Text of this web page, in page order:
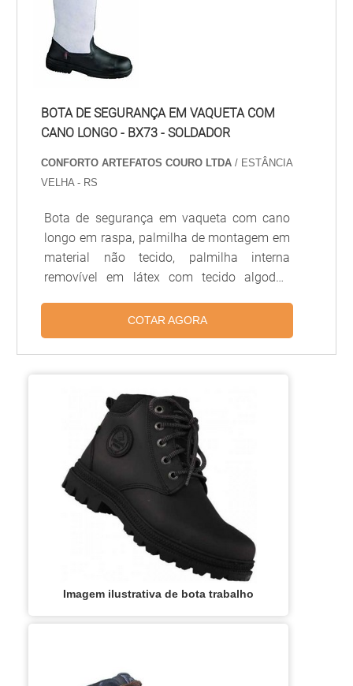
BOTA DE SEGURANÇA EM VAQUETA COM
CANO LONGO - BX73 - SOLDADOR
CONFORTO ARTEFATOS COURO LTDA/ ESTÂNCIA
VELHA - RS
Bota de segurança em vaqueta com cano
longo em raspa, palmilha de montagem em
material não tecido, palmilha interna
removível em látex com tecido algodão
truline. Indicado serviços de soldador, que
ofereçam riscos de natureza média, que
requeiram maior proteção contra respingos
na região nas pernas*, uniformizando e
garantindo conforto e proteção às pernas,
tornozelos e pés do usuário.Observação:O...
COTAR AGORA
Imagem ilustrativa de bota trabalho